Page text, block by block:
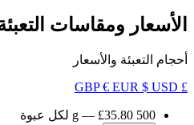
الأسعار ومقاسات
أحجام التعبئة والأسعار
£ GBP
€ EUR $ USD
500 g
— £35.80 لكل عبوة